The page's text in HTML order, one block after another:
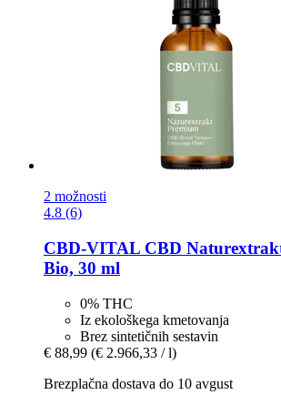
2 možnosti
4.8 (6)
CBD-VITAL CBD
Bio, 30 ml
0% THC
Iz ekološkega kmetovanja
Brez sintetičnih sestavin
€ 88,99 (€ 2.966,33 / l)
Brezplačna dostava do 10 avgust